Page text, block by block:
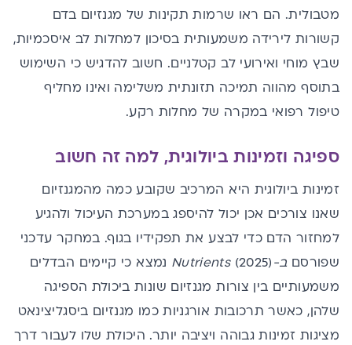
מטבולית. הם ראו שרמות תקינות של מגנזיום בדם
קשורות לירידה משמעותית בסיכון למחלות לב איסכמיות,
שבץ מוחי ואירועי לב קטלניים. חשוב להדגיש כי השימוש
בתוסף מהווה תמיכה תזונתית משלימה ואינו מחליף
טיפול רפואי במקרה של מחלות רקע.
ספיגה וזמינות ביולוגית, למה זה חשוב
זמינות ביולוגית היא המרכיב שקובע כמה מהמגנזיום
שאנו צורכים אכן יכול להיספג במערכת העיכולולהגיע
למחזור הדם כדי לבצע את תפקידיו בגוף. במחקר עדכני
שפורסם ב-Nutrients
(2025) נמצא כי קיימים הבדלים
משמעותיים בין צורות מגנזיום שונות ביכולת הספיגה
שלהן, כאשר תרכובות אורגניות כמו מגנזיום ביסגליצינאט
מציגות זמינות גבוהה ויציבה יותר. היכולת שלו לעבור דרך